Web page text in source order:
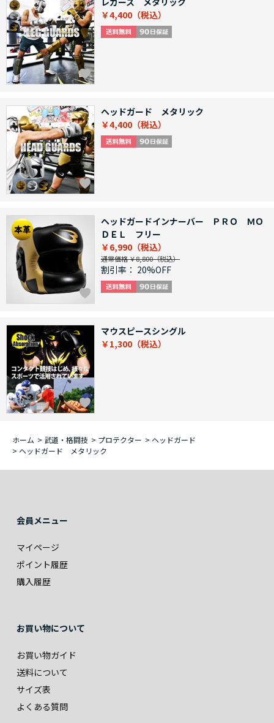
￥4,400
ヘッドガード メタリック
￥4,400
ヘッドガードインナーバー ＰＲＯ ＭＯ
ＤＥＬ フリー
￥6,990
通常価格 ￥8,800
割引率： 20%OFF
マウスピースシングル
￥1,300
ホーム > 武道・格闘技 > プロテクター > ヘッドガード
> ヘッドガード メタリック
会員メニュー
マイページ
ポイント履歴
購入履歴
お買い物について
お買い物ガイド
送料について
サイズ表
よくある質問